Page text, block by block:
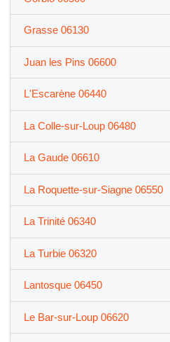
Grasse 06130
Juan les Pins 06600
L'Escarène 06440
La Colle-sur-Loup 06480
La Gaude 06610
La Roquette-sur-Siagne 06550
La Trinité 06340
La Turbie 06320
Lantosque 06450
Le Bar-sur-Loup 06620